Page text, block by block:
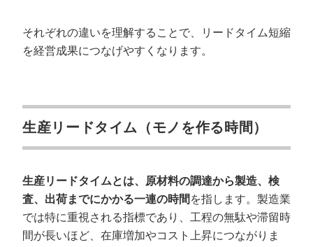
それぞれの違いを理解することで、リードタイム短縮
を経営成果につなげやすくなります。
生産リードタイム（モノを作る時間）
生産リードタイムとは、原材料の調達から製造、検
査、出荷までにかかる一連の時間 を指します。製造業
では特に重視される指標であり、工程の無駄や滞留時
間が長いほど、在庫増加やコスト上昇につながりま